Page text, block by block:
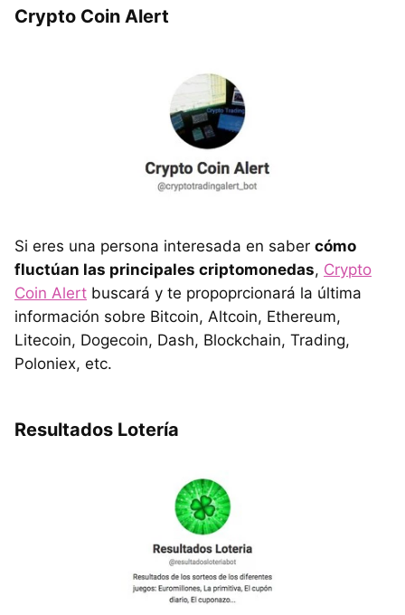
Crypto Coin Alert
Si eres una persona interesada en saber cómo
fluctúan las principales criptomonedas, Crypto
Coin Alert buscará y te propoprcionará la última
información sobre Bitcoin, Altcoin, Ethereum,
Litecoin, Dogecoin, Dash, Blockchain, Trading,
Poloniex, etc.
Resultados Lotería